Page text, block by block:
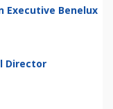
Executive Benelux
Director